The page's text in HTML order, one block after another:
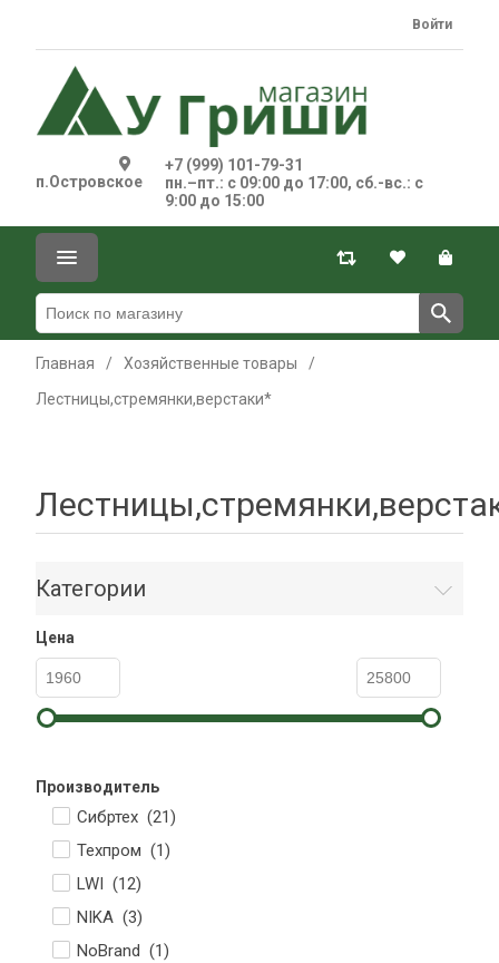
п.Островское
+7 (999) 101-79-31
пн.–пт.: с 09:00 до 17:00, сб.-вс.: с
9:00 до 15:00
Войти
Главная / Хозяйственные товары
/
Лестницы,стремянки,верстаки*
Категории
Цена
Производитель
Сибртех (21)
Техпром (1)
LWI (12)
NIKA (3)
NoBrand (1)